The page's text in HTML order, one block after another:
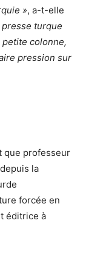
», a-t-elle
turque
petite colonne,
pression sur
que professeur
la
forcée en
éditrice à